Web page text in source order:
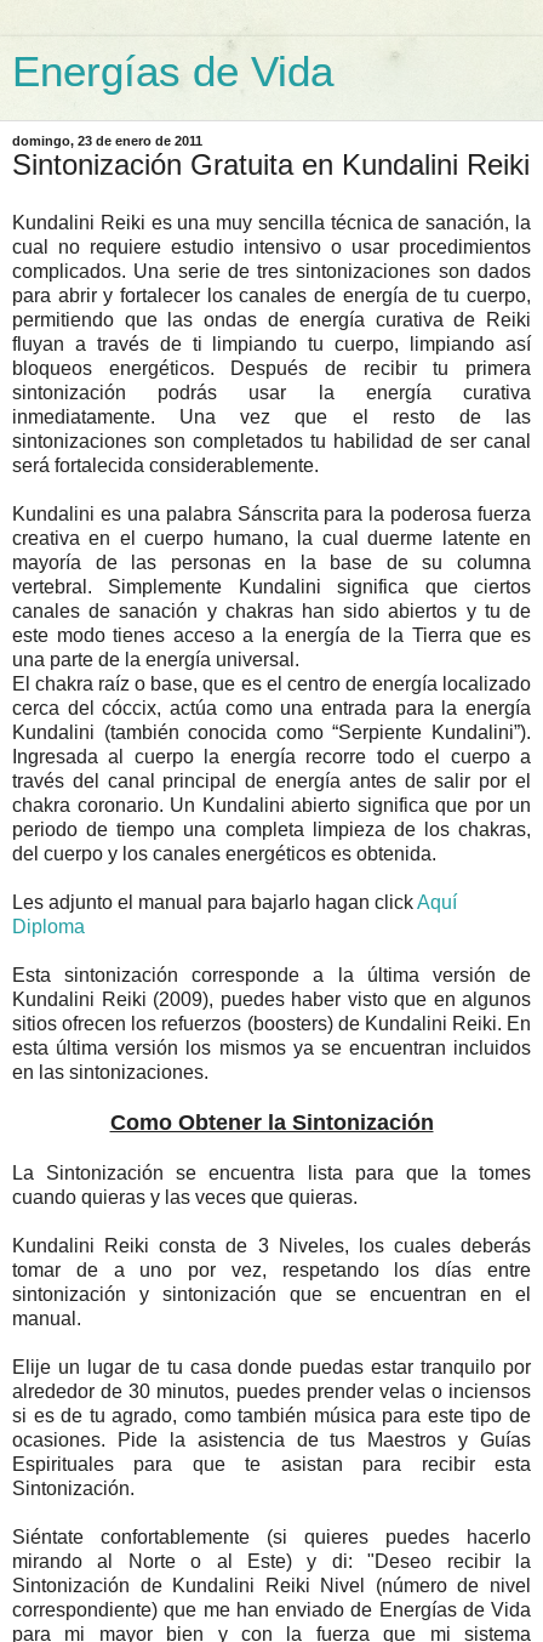
Energías de Vida
domingo, 23 de enero de 2011
Sintonización Gratuita en Kundalini Reiki
Kundalini Reiki es una muy sencilla técnica de sanación, la
cual no requiere estudio intensivo o usar procedimientos
complicados. Una serie de tres sintonizaciones son dados
para abrir y fortalecer los canales de energía de tu cuerpo,
permitiendo que las ondas de energía curativa de Reiki
fluyan a través de ti limpiando tu cuerpo, limpiando así
bloqueos energéticos. Después de recibir tu primera
sintonización podrás usar la energía curativa
inmediatamente. Una vez que el resto de las
sintonizaciones son completados tu habilidad de ser canal
será fortalecida considerablemente.
Kundalini es una palabra Sánscrita para la poderosa fuerza
creativa en el cuerpo humano, la cual duerme latente en
mayoría de las personas en la base de su columna
vertebral. Simplemente Kundalini significa que ciertos
canales de sanación y chakras han sido abiertos y tu de
este modo tienes acceso a la energía de la Tierra que es
una parte de la energía universal.
El chakra raíz o base, que es el centro de energía localizado
cerca del cóccix, actúa como una entrada para la energía
Kundalini (también conocida como “Serpiente Kundalini”).
Ingresada al cuerpo la energía recorre todo el cuerpo a
través del canal principal de energía antes de salir por el
chakra coronario. Un Kundalini abierto significa que por un
periodo de tiempo una completa limpieza de los chakras,
del cuerpo y los canales energéticos es obtenida.
Les adjunto el manual para bajarlo hagan clickAquí
Diploma
Esta sintonización corresponde a la última versión de
Kundalini Reiki (2009), puedes haber visto que en algunos
sitios ofrecen los refuerzos (boosters) de Kundalini Reiki. En
esta última versión los mismos ya se encuentran incluidos
en las sintonizaciones.
Como Obtener la Sintonización
La Sintonización se encuentra lista para que la tomes
cuando quieras y las veces que quieras.
Kundalini Reiki consta de 3 Niveles, los cuales deberás
tomar de a uno por vez, respetando los días entre
sintonización y sintonización que se encuentran en el
manual.
Elije un lugar de tu casa donde puedas estar tranquilo por
alrededor de 30 minutos, puedes prender velas o inciensos
si es de tu agrado, como también música para este tipo de
ocasiones. Pide la asistencia de tus Maestros y Guías
Espirituales para que te asistan para recibir esta
Sintonización.
Siéntate confortablemente (si quieres puedes hacerlo
mirando al Norte o al Este) y di: "Deseo recibir la
Sintonización de Kundalini Reiki Nivel (número de nivel
correspondiente) que me han enviado de Energías de Vida
para mi mayor bien y con la fuerza que mi sistema